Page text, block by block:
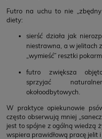
Futro na uchu to nie
diety:
sierść działa jak
niestrawna, a w jelitach
„wymieść” resztki
futro zwiększa
sprzyjać
okołoodbytowych.
W praktyce opiekunowie
często obserwują mniej
jest to spójne z ogólną wiedzą
wspiera prawidłową pracę jelit i